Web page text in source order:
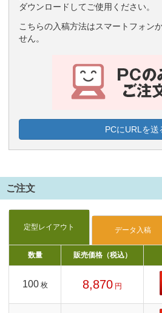
ダウンロードしてご使用ください。
こちらの入稿方法はスマートフォン
せん。
PCにURLを送
ご注文
数量 販売価格（税込）
100 枚 8,870 円